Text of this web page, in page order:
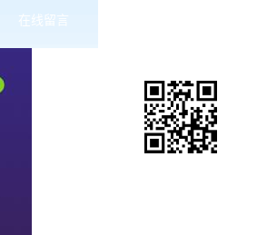
在线留言